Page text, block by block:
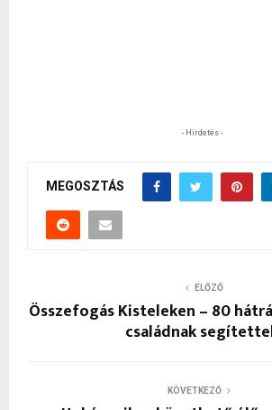
- Hirdetés -
MEGOSZTÁS
ELŐZŐ
Összefogás Kisteleken – 80
családnak
KÖVETKEZŐ